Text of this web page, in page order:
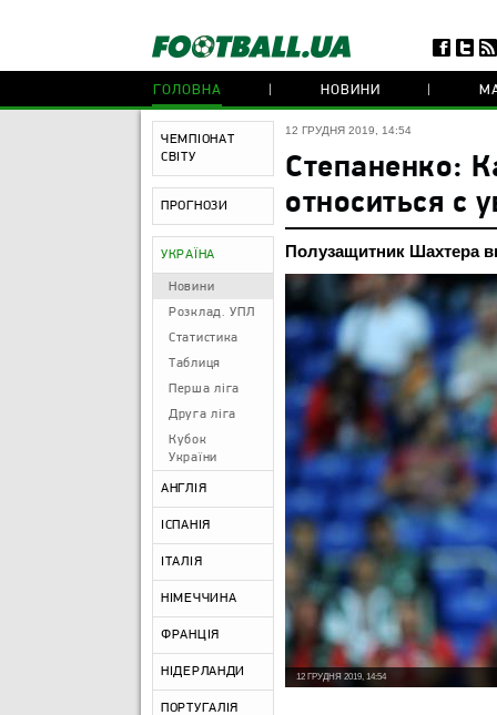
ГОЛОВНА НОВИНИ
ЧЕМПІОНАТ
СВІТУ
ПРОГНОЗИ
УКРАЇНА
Новини
Розклад. УПЛ
Статистика
Таблиця
Перша ліга
Друга ліга
Кубок
України
АНГЛІЯ
ІСПАНІЯ
ІТАЛІЯ
НІМЕЧЧИНА
ФРАНЦІЯ
НІДЕРЛАНДИ
ПОРТУГАЛІЯ
12 ГРУДНЯ 2019, 14:54
Степаненко:
относиться с
Полузащитник Шахтера
12 ГРУДНЯ 2019, 14:54